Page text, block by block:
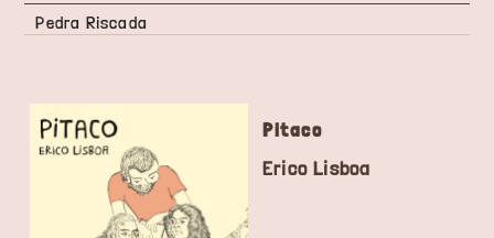
Pedra Riscada
Pitaco
Erico Lisboa